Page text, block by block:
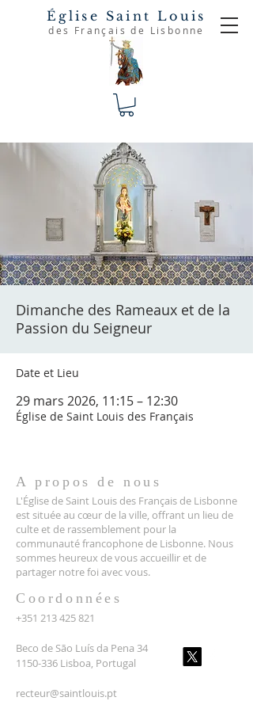
Église Saint Louis
des Français de Lisbonne
Dimanche des Rameaux et de la
Passion du Seigneur
Date et Lieu
29 mars 2026, 11:15 – 12:30
Église de Saint Louis des Français
A propos de nous
L'Église de Saint Louis des Français de Lisbonne
est située au cœur de la ville, offrant un lieu de
culte et de rassemblement pour la
communauté francophone de Lisbonne. Nous
sommes heureux de vous accueillir et de
partager notre foi avec vous.
Coordonnées
+351 213 425 821
Beco de São Luís da Pena 34
1150-336 Lisboa, Portugal
recteur@saintlouis.pt